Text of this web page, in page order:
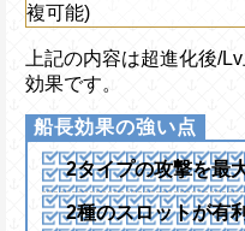
複可能)
上記の内容は超進化後/
効果です。
2タイプの攻撃を最
2種のスロットが有